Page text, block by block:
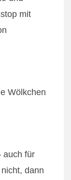
mit
Wölkchen
auch für
dann